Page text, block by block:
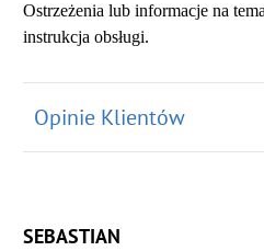
Ostrzeżenia lub informacje na
instrukcja obsługi.
Opinie Klientów
SEBASTIAN